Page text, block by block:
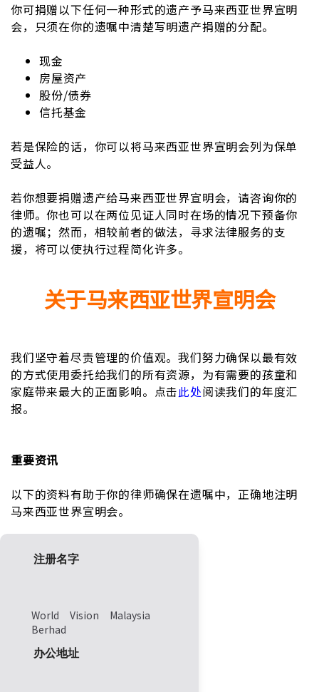
你可捐赠以下任何一种形式的遗产予马来西亚世界宣明
会，只须在你的遗嘱中清楚写明遗产捐赠的分配。
现金
房屋资产
股份/债券
信托基金
若是保险的话，你可以将马来西亚世界宣明会列为保单
受益人。
若你想要捐赠遗产给马来西亚世界宣明会，请咨询你的
律师。你也可以在两位见证人同时在场的情况下预备你
的遗嘱；然而，相较前者的做法，寻求法律服务的支
援，将可以使执行过程简化许多。
关于马来西亚世界宣明会
我们坚守着尽责管理的价值观。我们努力确保以最有效
的方式使用委托给我们的所有资源，为有需要的孩童和
家庭带来最大的正面影响。点击此处阅读我们的年度汇
报。
重要资讯
以下的资料有助于你的律师确保在遗嘱中，正确地注明
马来西亚世界宣明会。
注册名字
World Vision Malaysia
Berhad
办公地址